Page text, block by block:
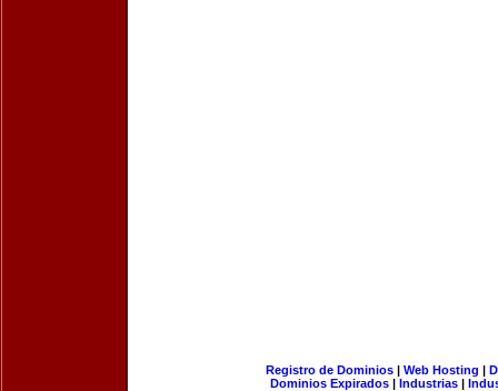
Registro de Dominios| Web Hosting |
Dominios Expirados | Industrias |